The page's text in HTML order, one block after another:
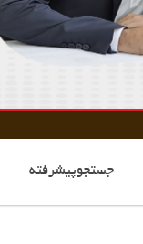
جستجوپیشرفته